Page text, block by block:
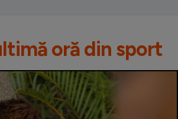
oră din sport